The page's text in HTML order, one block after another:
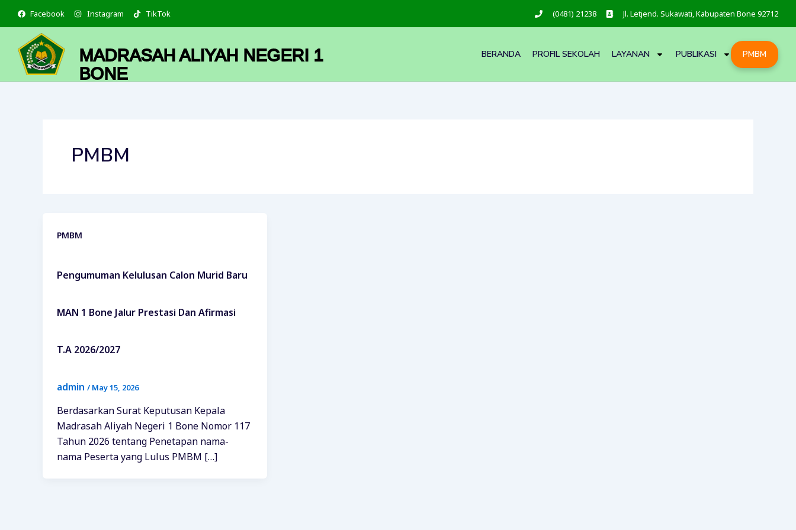
content
Facebook Instagram TikTok (0481) 21238 Jl. Letjend. Sukawati, Kabupaten Bone 92712
MADRASAH ALIYAH NEGERI 1
BONE
BERANDA PROFIL SEKOLAH LAYANAN PUBLIKASI PMBM
PMBM
PMBM
Pengumuman Kelulusan Calon Murid Baru
MAN 1 Bone Jalur Prestasi Dan Afirmasi
T.A 2026/2027
admin / May 15, 2026
Berdasarkan Surat Keputusan Kepala
Madrasah Aliyah Negeri 1 Bone Nomor 117
Tahun 2026 tentang Penetapan nama-
nama Peserta yang Lulus PMBM […]